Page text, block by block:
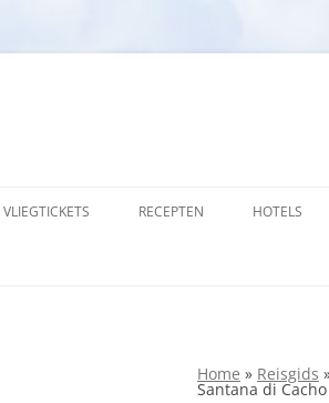
VLIEGTICKETS RECEPTEN HOTELS
Home » Reisgids
Santana di Cacho